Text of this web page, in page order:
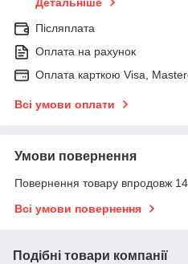
Детальніше
Післяплата
Оплата на рахунок
Оплата карткою Visa,
Всі умови оплати
Умови повернення
Повернення товару впродовж
Всі умови повернення
Подібні товари компанії